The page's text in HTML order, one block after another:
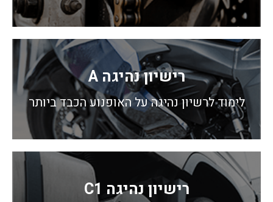
רישיון נהיגה A
לימוד לרשיון נהיגה על האופנוע הכבד ביותר
רישיון נהיגה C1